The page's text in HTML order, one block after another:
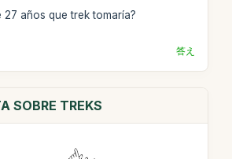
27 años que trek tomaría?
答え
SOBRE TREKS